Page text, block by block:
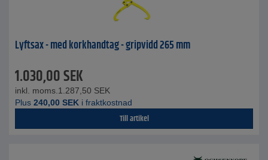
Lyftsax - med korkhandtag - gripvidd 265 mm
1.030,00SEK
inkl. moms. 1.287,50 SEK
Plus 240,00 SEK i fraktkostnad
Till artikel